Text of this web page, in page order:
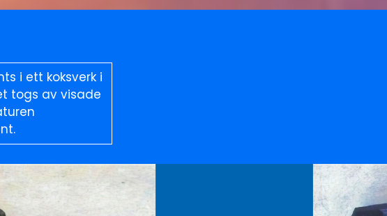
i ett koksverk i
togs av visade